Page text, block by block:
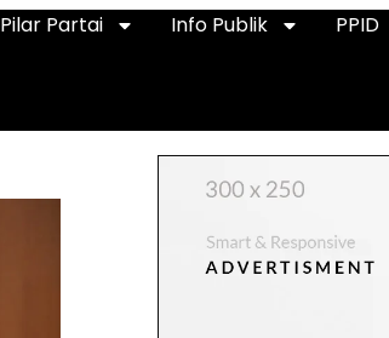
Pilar Partai Info Publik PPID